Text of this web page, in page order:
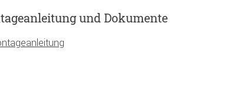
und Dokumente